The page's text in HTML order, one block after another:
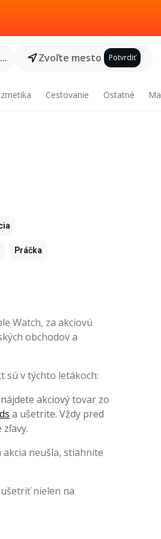
Zvoľte mesto Potvrdiť
Cestovanie Ostatné
Práčka
Watch, za akciovú
obchodov a
sú v týchto letákoch:
akciový tovar zo
a ušetrite. Vždy pred
akcia neušla, stiahnite
nielen na